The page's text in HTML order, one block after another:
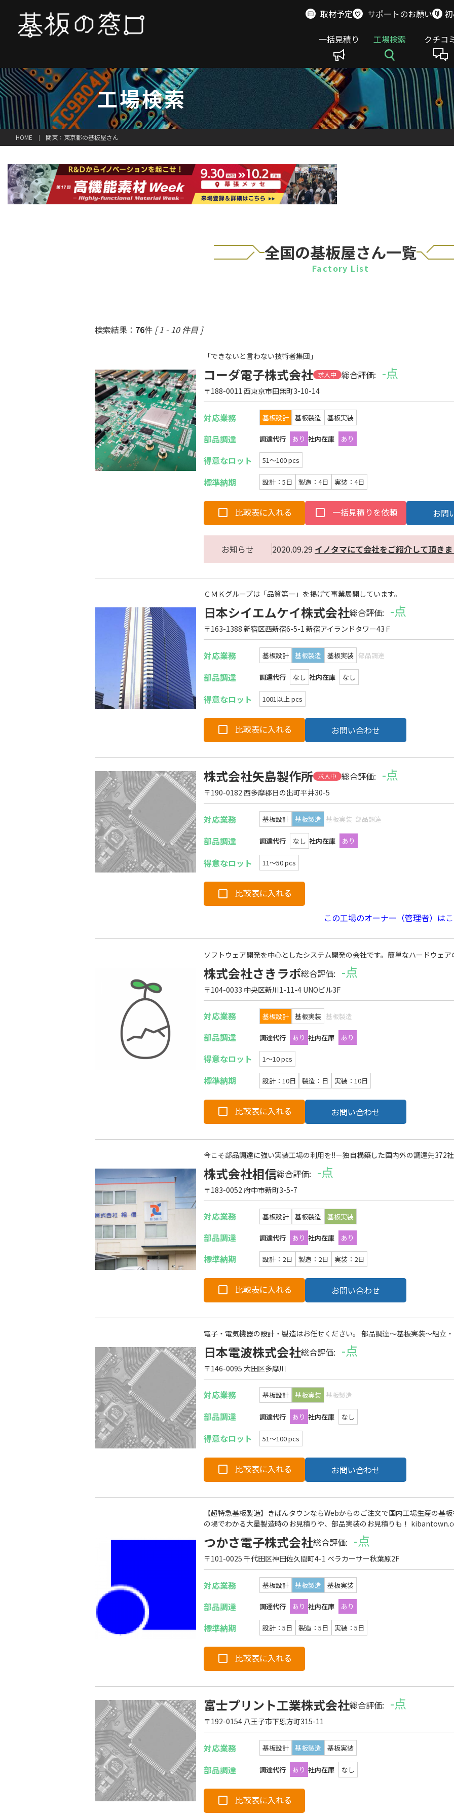
取材予定 サポートのお願い
一括見積り 工場検索 クチコ
工場検索
HOME 関東：東京都の基板屋さん
全国の基板屋さん一覧
Factory List
検索結果： 76件 [ 1 - 10 件目 ]
「できないと言わない技術者集団」
コーダ電子株式会社 求人中 総合評価: -点
〒188-0011 西東京市田無町3-10-14
対応業務 基板設計 基板製造 基板実装
部品調達 調達代行 あり 社内在庫 あり
得意なロット 51〜100 pcs
標準納期 設計：5日 製造：4日 実装：4日
比較表に入れる 一括見積りを依頼 お問
お知らせ 2020.09.29 イノタマにて会社をご紹介して頂きま
ＣＭＫグループは「品質第一」を掲げて事業展開しています。
日本シイエムケイ株式会社総合評価: -点
〒163-1388 新宿区西新宿6-5-1 新宿アイランドタワー43Ｆ
対応業務 基板設計 基板製造 基板実装 部品調達
部品調達 調達代行 なし 社内在庫 なし
得意なロット 1001以上 pcs
比較表に入れる お問い合わせ
株式会社矢島製作所 求人中 総合評価: -点
〒190-0182 西多摩郡日の出町平井30-5
対応業務 基板設計 基板製造 基板実装 部品調達
部品調達 調達代行 なし 社内在庫 あり
得意なロット 11〜50 pcs
比較表に入れる
この工場のオーナー（管理者）は
ソフトウェア開発を中心としたシステム開発の会社です。簡単なハードウェア
株式会社さきラボ総合評価: -点
〒104-0033 中央区新川1-11-4 UNOビル3F
対応業務 基板設計 基板実装 基板製造
部品調達 調達代行 あり 社内在庫 あり
得意なロット 1〜10 pcs
標準納期 設計：10日 製造：日 実装：10日
比較表に入れる お問い合わせ
今こそ部品調達に強い実装工場の利用を!!－独自構築した国内外の調達先372
株式会社相信総合評価: -点
〒183-0052 府中市新町3-5-7
対応業務 基板設計 基板製造 基板実装
部品調達 調達代行 あり 社内在庫 あり
標準納期 設計：2日 製造：2日 実装：2日
比較表に入れる お問い合わせ
電子・電気機器の設計・製造はお任せください。 部品調達～基板実装～組立
日本電波株式会社総合評価: -点
〒146-0095 大田区多摩川
対応業務 基板設計 基板実装 基板製造
部品調達 調達代行 あり 社内在庫 なし
得意なロット 51〜100 pcs
比較表に入れる お問い合わせ
【超特急基板製造】きばんタウンならWebからのご注文で国内工場生産の基
の場でわかる大量製造時のお見積りや、部品実装のお見積りも！
つかさ電子株式会社総合評価: -点
〒101-0025 千代田区神田佐久間町4-1 ベラカーサー秋葉原2F
対応業務 基板設計 基板製造 基板実装
部品調達 調達代行 あり 社内在庫 あり
標準納期 設計：5日 製造：5日 実装：5日
比較表に入れる
富士プリント工業株式会社総合評価: -点
〒192-0154 八王子市下恩方町315-11
対応業務 基板設計 基板製造 基板実装
部品調達 調達代行 あり 社内在庫 なし
比較表に入れる